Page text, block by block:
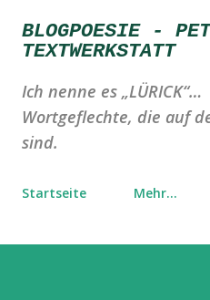
Direkt zum
BLOGPOESIE -
TEXTWERKSTATT
Ich nenne es „LÜRICK“…
Wortgeflechte, die auf
sind.
Startseite Mehr…